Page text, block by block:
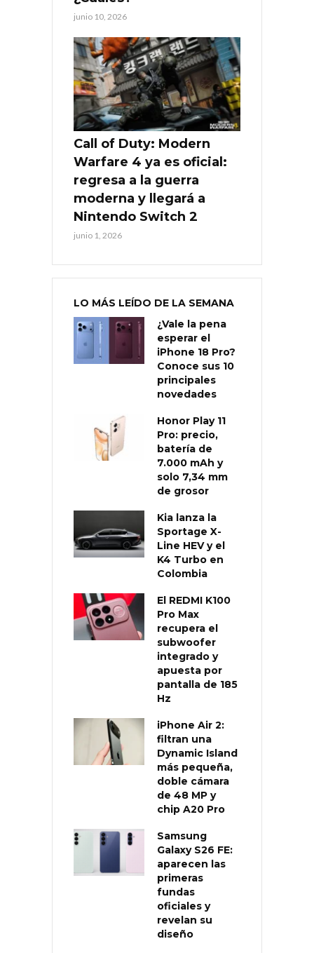
junio 10, 2026
Call of Duty: Modern
Warfare 4 ya es oficial:
regresa a la guerra
moderna y llegará a
Nintendo Switch 2
junio 1, 2026
LO MÁS LEÍDO DE LA SEMANA
¿Vale la pena
esperar el
iPhone 18 Pro?
Conoce sus 10
principales
novedades
Honor Play 11
Pro: precio,
batería de
7.000 mAh y
solo 7,34 mm
de grosor
Kia lanza la
Sportage X-
Line HEV y el
K4 Turbo en
Colombia
El REDMI K100
Pro Max
recupera el
subwoofer
integrado y
apuesta por
pantalla de 185
Hz
iPhone Air 2:
filtran una
Dynamic Island
más pequeña,
doble cámara
de 48 MP y
chip A20 Pro
Samsung
Galaxy S26 FE:
aparecen las
primeras
fundas
oficiales y
revelan su
diseño